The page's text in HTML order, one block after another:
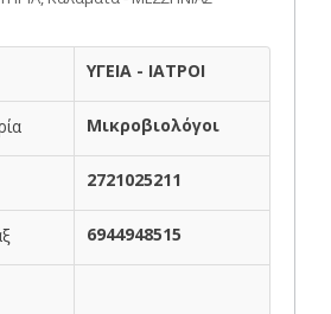
ΥΓΕΙΑ - ΙΑΤΡΟΙ
Μικροβιολόγοι
2721025211
6944948515